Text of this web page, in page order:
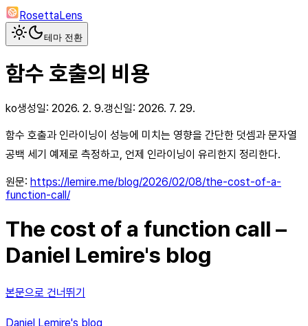
RosettaLens
테마 전환
함수 호출의 비용
ko생성일: 2026. 2. 9.갱신일: 2026. 7. 29.
함수 호출과 인라이닝이 성능에 미치는 영향을 간단한 덧셈과 문자열
공백 세기 예제로 측정하고, 언제 인라이닝이 유리한지 정리한다.
원문: https://lemire.me/blog/2026/02/08/the-cost-of-a-
function-call/
The cost of a function call –
Daniel Lemire's blog
본문으로 건너뛰기
Daniel Lemire's blog